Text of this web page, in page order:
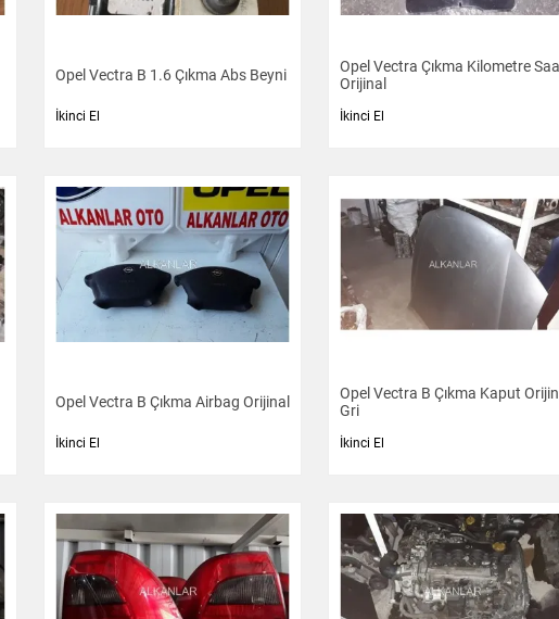
Opel Vectra B 1.6 Çıkma Abs Beyni
İkinci El
Opel Vectra Çıkma Kilometre
Orijinal
İkinci El
Opel Vectra B Çıkma Airbag Orijinal
İkinci El
Opel Vectra B Çıkma Kaput
Gri
İkinci El